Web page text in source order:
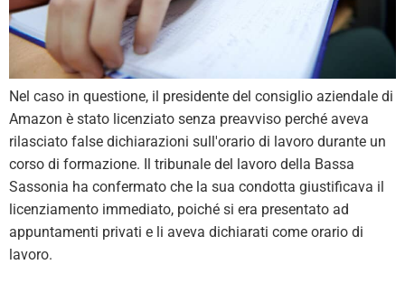
Nel caso in questione, il presidente del consiglio aziendale di
Amazon è stato licenziato senza preavviso perché aveva
rilasciato false dichiarazioni sull'orario di lavoro durante un
corso di formazione. Il tribunale del lavoro della Bassa
Sassonia ha confermato che la sua condotta giustificava il
licenziamento immediato, poiché si era presentato ad
appuntamenti privati e li aveva dichiarati come orario di
lavoro.